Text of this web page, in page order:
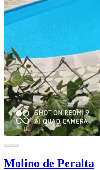
Molino de Peralta